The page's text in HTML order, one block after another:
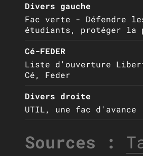
Divers gauche
Fac verte - Défendre
étudiants, protéger la
Cé-FEDER
Liste d'ouverture
Cé, Feder
Divers droite
UTIL, une fac d'avance
Sources :